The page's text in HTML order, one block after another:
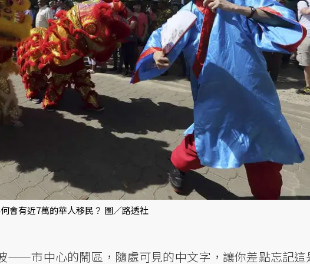
會有近7萬的華人移民？ 圖／路透社
市中心的鬧區，隨處可見的中文字，讓你差點忘記這